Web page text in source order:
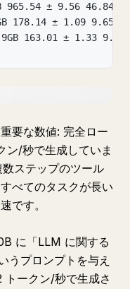
965.54 ± 9.56 46.84
178.14 ± 1.09 9.65
163.01 ± 1.33
要な数値: 完全ロー
ン/秒で生成していま
ステップのツール
べてのタスクが長い
です。
に「LLM に関する
うプロンプトを与え
ークン/秒で生成さ